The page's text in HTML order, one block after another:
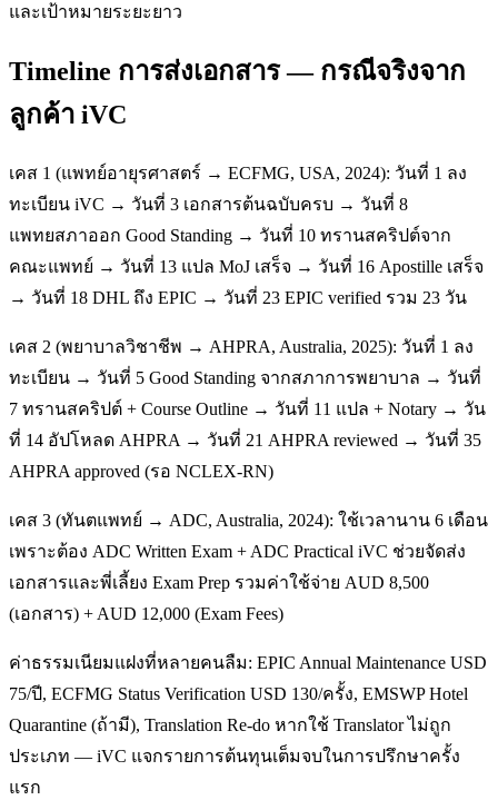
และเป้าหมายระยะยาว
Timeline การส่งเอกสาร — กรณีจริงจาก
ลูกค้า iVC
เคส 1 (แพทย์อายุรศาสตร์ → ECFMG, USA, 2024): วันที่ 1 ลง
ทะเบียน iVC → วันที่ 3 เอกสารต้นฉบับครบ → วันที่ 8
แพทยสภาออก Good Standing → วันที่ 10 ทรานสคริปต์จาก
คณะแพทย์ → วันที่ 13 แปล MoJ เสร็จ → วันที่ 16 Apostille เสร็จ
→ วันที่ 18 DHL ถึง EPIC → วันที่ 23 EPIC verified รวม 23 วัน
เคส 2 (พยาบาลวิชาชีพ → AHPRA, Australia, 2025): วันที่ 1 ลง
ทะเบียน → วันที่ 5 Good Standing จากสภาการพยาบาล → วันที่
7 ทรานสคริปต์ + Course Outline → วันที่ 11 แปล + Notary → วัน
ที่ 14 อัปโหลด AHPRA → วันที่ 21 AHPRA reviewed → วันที่ 35
AHPRA approved (รอ NCLEX-RN)
เคส 3 (ทันตแพทย์ → ADC, Australia, 2024): ใช้เวลานาน 6 เดือน
เพราะต้อง ADC Written Exam + ADC Practical iVC ช่วยจัดส่ง
เอกสารและพี่เลี้ยง Exam Prep รวมค่าใช้จ่าย AUD 8,500
(เอกสาร) + AUD 12,000 (Exam Fees)
ค่าธรรมเนียมแฝงที่หลายคนลืม: EPIC Annual Maintenance USD
75/ปี, ECFMG Status Verification USD 130/ครั้ง, EMSWP Hotel
Quarantine (ถ้ามี), Translation Re-do หากใช้ Translator ไม่ถูก
ประเภท — iVC แจกรายการต้นทุนเต็มจบในการปรึกษาครั้ง
แรก